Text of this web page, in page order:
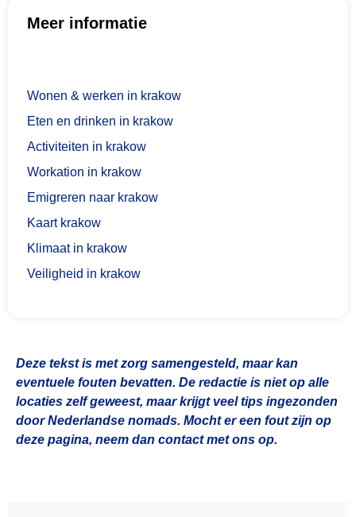
Meer informatie
Wonen & werken in krakow
Eten en drinken in krakow
Activiteiten in krakow
Workation in krakow
Emigreren naar krakow
Kaart krakow
Klimaat in krakow
Veiligheid in krakow
Deze tekst is met zorg samengesteld, maar kan
eventuele fouten bevatten. De redactie is niet op alle
locaties zelf geweest, maar krijgt veel tips ingezonden
door Nederlandse nomads. Mocht er een fout zijn op
deze pagina, neem dan contact met ons op.